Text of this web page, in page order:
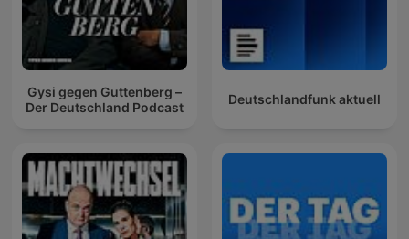
Gysi gegen Guttenberg –
Der Deutschland Podcast
Deutschlandfunk aktuell